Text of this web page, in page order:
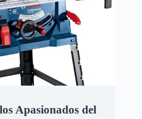
Apasionados del